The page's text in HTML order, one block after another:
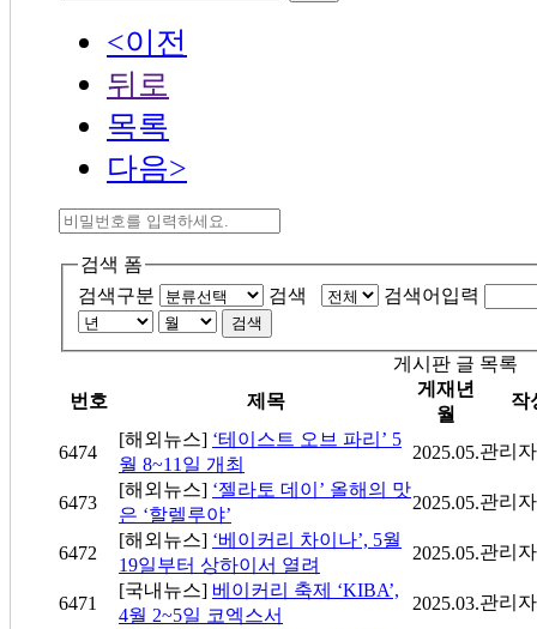
<이전
뒤로
목록
다음>
검색 폼
검색구분
검색 검색어입력
검색
게시판 글 목록
번호
제목
게재년
월
작
6474
[해외뉴스] ‘테이스트 오브 파리’ 5
월 8~11일 개최
2025.05.관리자
6473
[해외뉴스] ‘젤라토 데이’ 올해의 맛
은 ‘할렐루야’
2025.05.관리자
6472
[해외뉴스] ‘베이커리 차이나’, 5월
19일부터 상하이서 열려
2025.05.관리자
6471
[국내뉴스] 베이커리 축제 ‘KIBA’,
4월 2~5일 코엑스서
2025.03.관리자